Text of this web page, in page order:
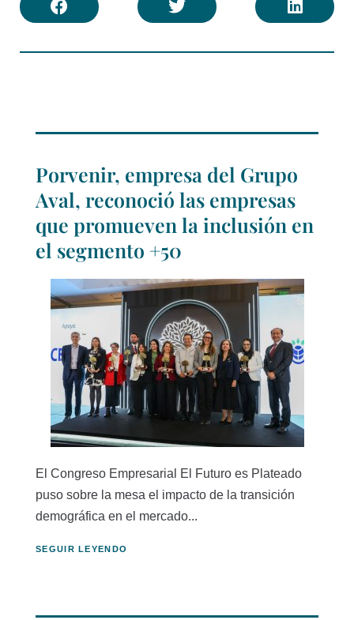
Porvenir, empresa del Grupo
Aval, reconoció las empresas
que promueven la inclusión en
el segmento +50
El Congreso Empresarial El Futuro es Plateado
puso sobre la mesa el impacto de la transición
demográfica en el mercado...
SEGUIR LEYENDO